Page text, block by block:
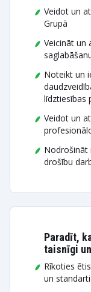
Veidot un
Grupā
Veicināt un
Noteikt un
līdztiesības
Veidot un
Nodrošināt
drošību
Paradīt,
taisnīgi
Rīkoties
un